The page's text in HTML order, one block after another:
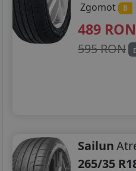
Zgomot B
489 RON
595 RON
Sailun
265/35